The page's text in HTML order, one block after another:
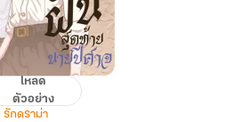
โหลด
ตัวอย่าง
รักดราม่า